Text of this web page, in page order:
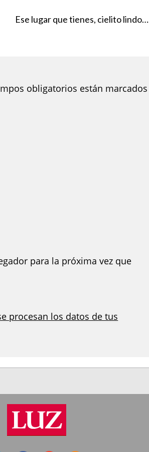
Ese lugar que tienes, cielito lindo…
obligatorios están
para la próxima vez que
procesan los datos de tus